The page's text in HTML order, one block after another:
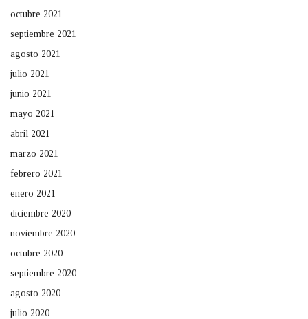
octubre 2021
septiembre 2021
agosto 2021
julio 2021
junio 2021
mayo 2021
abril 2021
marzo 2021
febrero 2021
enero 2021
diciembre 2020
noviembre 2020
octubre 2020
septiembre 2020
agosto 2020
julio 2020